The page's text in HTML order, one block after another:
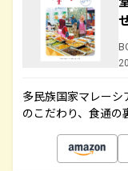
多民族国家マレー
のこだわり、食通の